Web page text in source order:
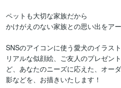
ペットも大切な家族だから
かけがえのない家族との思い出をア
SNSのアイコンに使う愛犬のイラス
リアルな似顔絵、ご友人のプレゼン
ど、あなたのニーズに応えた、オー
影などを、お描きいたします！